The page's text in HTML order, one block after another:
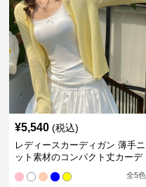
¥5,540 (税込)
レディースカーディガン 薄手ニ
ット素材のコンパクト丈カーデ
全5色